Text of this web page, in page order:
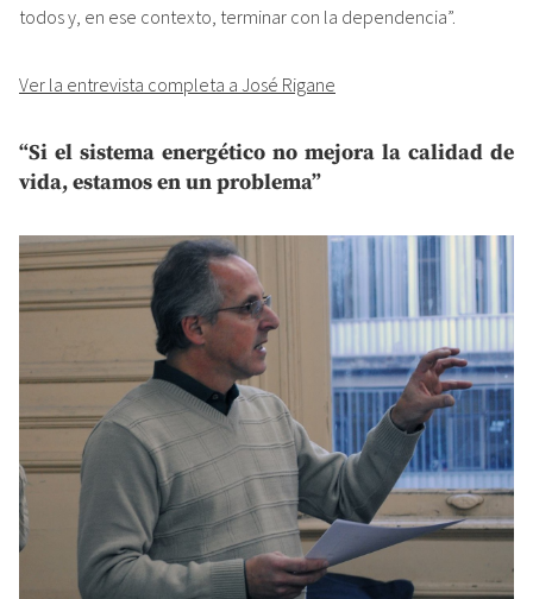
todos y, en ese contexto, terminar con la dependencia”.
Ver la entrevista completa a José Rigane
“Si el sistema energético no mejora la calidad de
vida, estamos en un problema”